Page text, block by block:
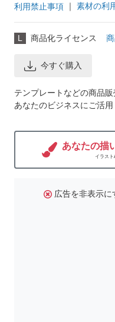
利用禁止事項 ｜ 素材の利
L 商品化ライセンス
今すぐ購入
テンプレートなどの商品販
あなたのビジネスにご活用
あなたの描
イラス
広告を非表示に